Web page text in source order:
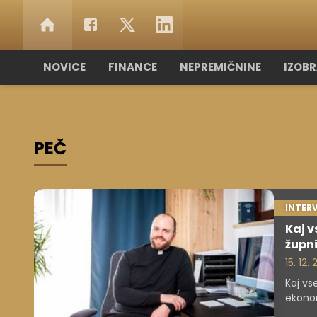
NOVICE FINANCE NEPREMIČNINE
PEČ
Kaj
15. 12.
Kaj